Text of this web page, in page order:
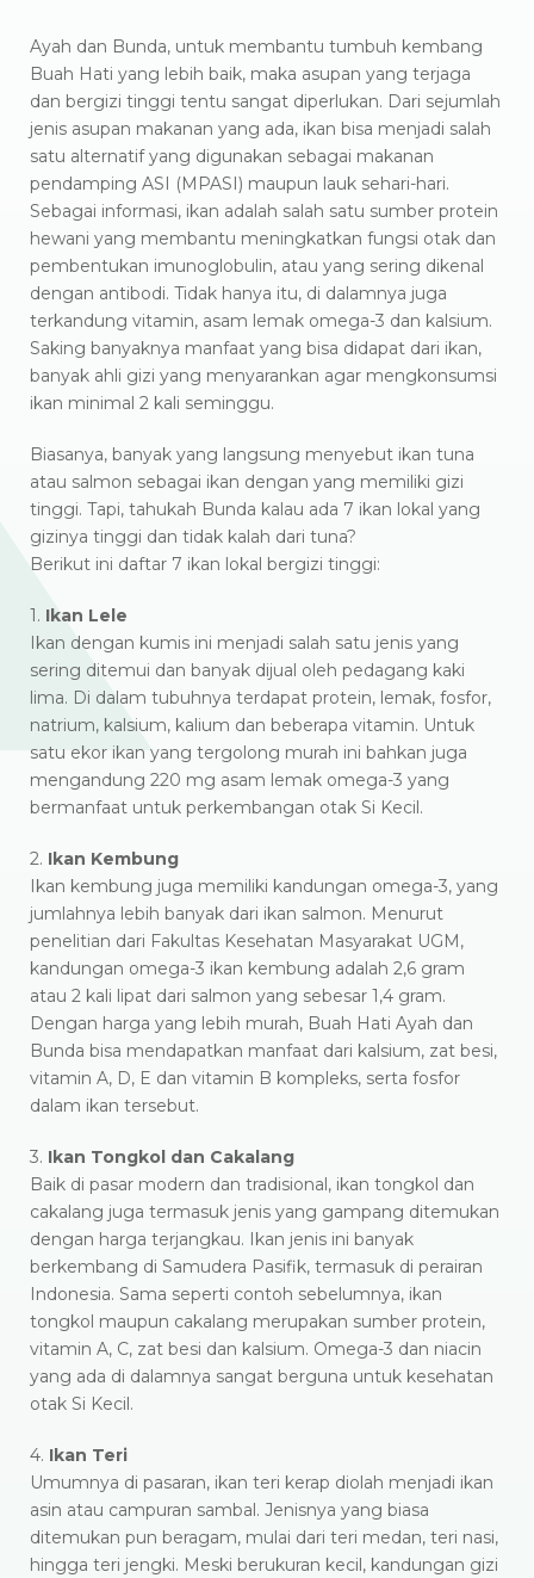
Ayah dan Bunda, untuk membantu tumbuh kembang
Buah Hati yang lebih baik, maka asupan yang terjaga
dan bergizi tinggi tentu sangat diperlukan. Dari sejumlah
jenis asupan makanan yang ada, ikan bisa menjadi salah
satu alternatif yang digunakan sebagai makanan
pendamping ASI (MPASI) maupun lauk sehari-hari.
Sebagai informasi, ikan adalah salah satu sumber protein
hewani yang membantu meningkatkan fungsi otak dan
pembentukan imunoglobulin, atau yang sering dikenal
dengan antibodi. Tidak hanya itu, di dalamnya juga
terkandung vitamin, asam lemak omega-3 dan kalsium.
Saking banyaknya manfaat yang bisa didapat dari ikan,
banyak ahli gizi yang menyarankan agar mengkonsumsi
ikan minimal 2 kali seminggu.
Biasanya, banyak yang langsung menyebut ikan tuna
atau salmon sebagai ikan dengan yang memiliki gizi
tinggi. Tapi, tahukah Bunda kalau ada 7 ikan lokal yang
gizinya tinggi dan tidak kalah dari tuna?
Berikut ini daftar 7 ikan lokal bergizi tinggi:
1. Ikan Lele
Ikan dengan kumis ini menjadi salah satu jenis yang
sering ditemui dan banyak dijual oleh pedagang kaki
lima. Di dalam tubuhnya terdapat protein, lemak, fosfor,
natrium, kalsium, kalium dan beberapa vitamin. Untuk
satu ekor ikan yang tergolong murah ini bahkan juga
mengandung 220 mg asam lemak omega-3 yang
bermanfaat untuk perkembangan otak Si Kecil.
2. Ikan Kembung
Ikan kembung juga memiliki kandungan omega-3, yang
jumlahnya lebih banyak dari ikan salmon. Menurut
penelitian dari Fakultas Kesehatan Masyarakat UGM,
kandungan omega-3 ikan kembung adalah 2,6 gram
atau 2 kali lipat dari salmon yang sebesar 1,4 gram.
Dengan harga yang lebih murah, Buah Hati Ayah dan
Bunda bisa mendapatkan manfaat dari kalsium, zat besi,
vitamin A, D, E dan vitamin B kompleks, serta fosfor
dalam ikan tersebut.
3. Ikan Tongkol dan Cakalang
Baik di pasar modern dan tradisional, ikan tongkol dan
cakalang juga termasuk jenis yang gampang ditemukan
dengan harga terjangkau. Ikan jenis ini banyak
berkembang di Samudera Pasifik, termasuk di perairan
Indonesia. Sama seperti contoh sebelumnya, ikan
tongkol maupun cakalang merupakan sumber protein,
vitamin A, C, zat besi dan kalsium. Omega-3 dan niacin
yang ada di dalamnya sangat berguna untuk kesehatan
otak Si Kecil.
4. Ikan Teri
Umumnya di pasaran, ikan teri kerap diolah menjadi ikan
asin atau campuran sambal. Jenisnya yang biasa
ditemukan pun beragam, mulai dari teri medan, teri nasi,
hingga teri jengki. Meski berukuran kecil, kandungan gizi